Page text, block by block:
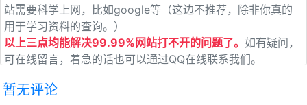
站需要科学上网，比如google等（这边不推荐，除非你真的
用于学习资料的查询。）
以上三点均能解决99.99%网站打不开的问题了。 如有疑问，
可在线留言，着急的话也可以通过QQ在线联系我们。
暂无评论